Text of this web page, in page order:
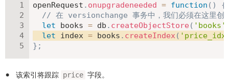
openRequest . onupgradeneeded = function ( )
{
// 在 versionchange 事务中，我们必须在这里创
let books = db . createObjectStore ( 'books'
let index = books . createIndex (
} ;
该索引将跟踪 price 字段。